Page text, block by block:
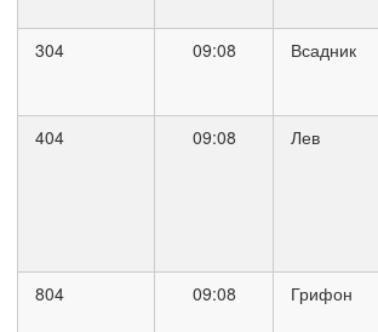
304 09:08 Всадник
404 09:08 Лев
804 09:08 Грифон